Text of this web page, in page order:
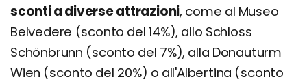
sconti a diverse attrazioni, come al Museo
Belvedere (sconto del 14%), allo Schloss
Schönbrunn (sconto del 7%), alla Donauturm
Wien (sconto del 20%) o all'Albertina (sconto